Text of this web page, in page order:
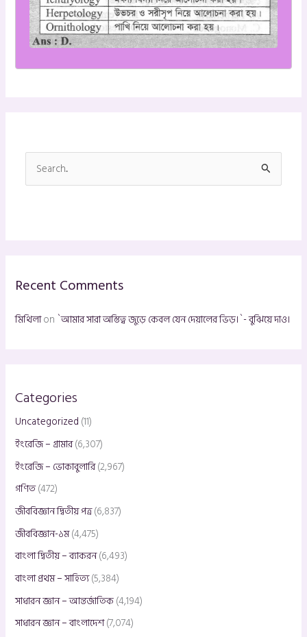
e
f
Recent Comments
মিথিলাon `আমার সারা অস্তিত্ব জুড়ে কেবল যেন দেয়ালের ভিড়।`- বুঝিয়ে দাও।
Categories
Uncategorized (11)
ইংরেজি – গ্রামার(6,307)
ইংরেজি – ভোকাবুলারি(2,967)
গণিত(472)
জীববিজ্ঞান দ্বিতীয় পত্র(6,837)
জীববিজ্ঞান-১ম(4,475)
বাংলা দ্বিতীয় – ব্যাকরন(6,493)
বাংলা প্রথম – সাহিত্য(5,384)
সাধারন জ্ঞান – আন্তর্জাতিক(4,194)
সাধারন জ্ঞান – বাংলাদেশ(7,074)